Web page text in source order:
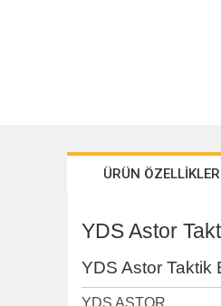
ÜRÜN
YDS Astor
YDS Astor Taktik